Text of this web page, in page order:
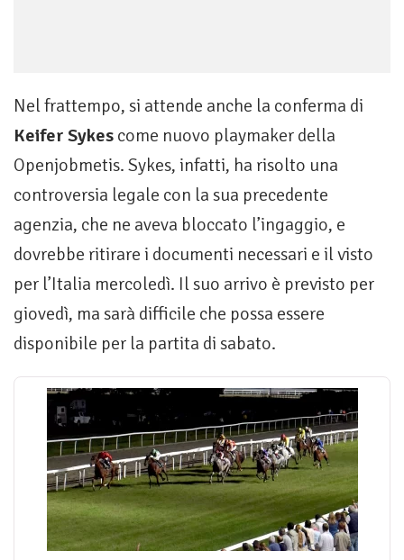
Nel frattempo, si attende anche la conferma di
Keifer Sykes come nuovo playmaker della
Openjobmetis. Sykes, infatti, ha risolto una
controversia legale con la sua precedente
agenzia, che ne aveva bloccato l’ingaggio, e
dovrebbe ritirare i documenti necessari e il visto
per l’Italia mercoledì. Il suo arrivo è previsto per
giovedì, ma sarà difficile che possa essere
disponibile per la partita di sabato.